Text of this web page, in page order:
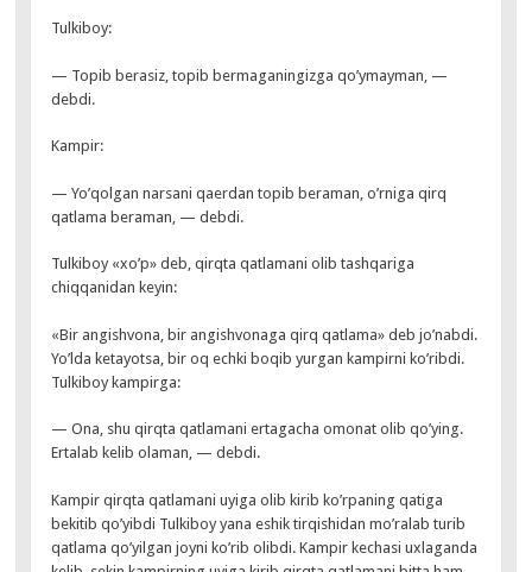
Tulkiboy:
— Topib berasiz, topib bermaganingizga qo’ymayman, —
debdi.
Kampir:
— Yo’qolgan narsani qaerdan topib beraman, o’rniga qirq
qatlama beraman, — debdi.
Tulkiboy «xo’p» deb, qirqta qatlamani olib tashqariga
chiqqanidan keyin:
«Bir angishvona, bir angishvonaga qirq qatlama» deb jo’nabdi.
Yo’lda ketayotsa, bir oq echki boqib yurgan kampirni ko’ribdi.
Tulkiboy kampirga:
— Ona, shu qirqta qatlamani ertagacha omonat olib qo’ying.
Ertalab kelib olaman, — debdi.
Kampir qirqta qatlamani uyiga olib kirib ko’rpaning qatiga
bekitib qo’yibdi Tulkiboy yana eshik tirqishidan mo’ralab turib
qatlama qo’yilgan joyni ko’rib olibdi. Kampir kechasi uxlaganda